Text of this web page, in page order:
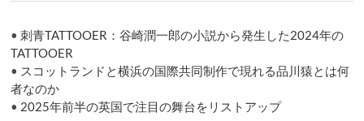
•刺青TATTOOER：谷崎潤一郎の小説から発生した2024年の
TATTOOER
• スコットランドと横浜の国際共同制作で現れる品川猿とは何
者なのか
• 2025年前半の英国で注目の舞台をリストアップ